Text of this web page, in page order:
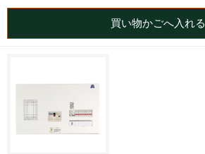
買い物かごへ入れる